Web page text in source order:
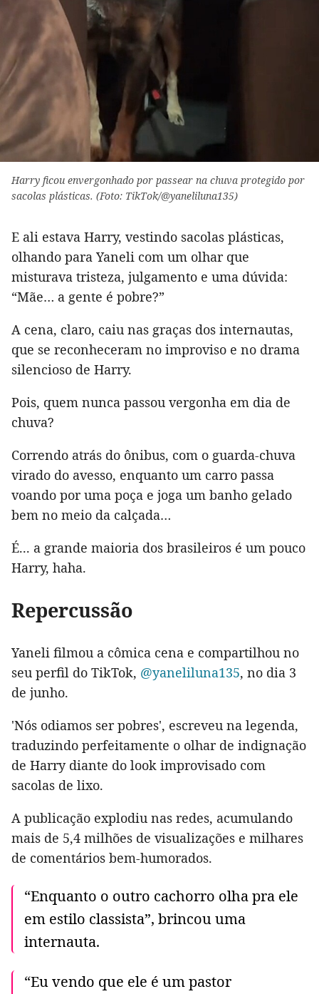
Harry ficou envergonhado por passear na chuva protegido por
sacolas plásticas. (Foto: TikTok/@yaneliluna135)
E ali estava Harry, vestindo sacolas plásticas,
olhando para Yaneli com um olhar que
misturava tristeza, julgamento e uma dúvida:
“Mãe… a gente é pobre?”
A cena, claro, caiu nas graças dos internautas,
que se reconheceram no improviso e no drama
silencioso de Harry.
Pois, quem nunca passou vergonha em dia de
chuva?
Correndo atrás do ônibus, com o guarda-chuva
virado do avesso, enquanto um carro passa
voando por uma poça e joga um banho gelado
bem no meio da calçada…
É... a grande maioria dos brasileiros é um pouco
Harry, haha.
Repercussão
Yaneli filmou a cômica cena e compartilhou no
seu perfil do TikTok, @yaneliluna135, no dia 3
de junho.
'Nós odiamos ser pobres', escreveu na legenda,
traduzindo perfeitamente o olhar de indignação
de Harry diante do look improvisado com
sacolas de lixo.
A publicação explodiu nas redes, acumulando
mais de 5,4 milhões de visualizações e milhares
de comentários bem-humorados.
“Enquanto o outro cachorro olha pra ele
em estilo classista”, brincou uma
internauta.
“Eu vendo que ele é um pastor